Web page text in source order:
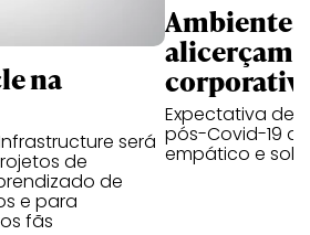
na
será
de
de
e para
fãs
Ambientes
alicerçam
Expectativa de
pós-Covid-19
empático e